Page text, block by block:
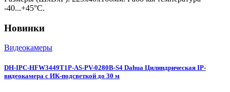
-40...+45°C.
Новинки
Видеокамеры
DH-IPC-HFW3449T1P-AS-PV-0280B-S4 Dahua Цилиндрическая IP-
видеокамера с ИК-подсветкой до 30 м